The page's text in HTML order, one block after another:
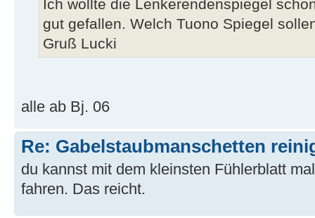
Ich wollte die Lenkerendenspiegel
gut gefallen. Welch Tuono Spiegel
Gruß Lucki
alle ab Bj. 06
Re: Gabelstaubmanschetten
du kannst mit dem kleinsten Fühlerblatt
fahren. Das reicht.